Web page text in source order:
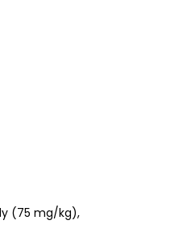
(75 mg/kg),